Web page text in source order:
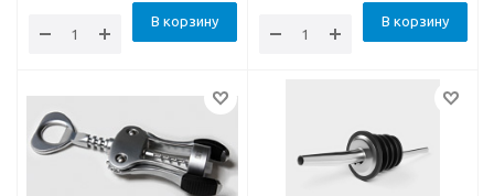
В корзину В корзину